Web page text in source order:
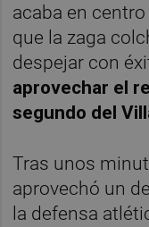
acaba en
que la zaga
despejar con
aprovechar el
segundo del
Tras unos
aprovechó un
la defensa